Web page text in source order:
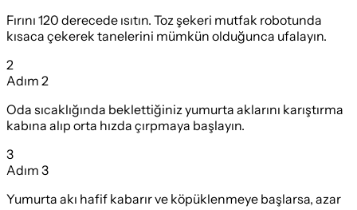
Fırını 120 derecede ısıtın. Toz şekeri mutfak robotunda
kısaca çekerek tanelerini mümkün olduğunca ufalayın.
2
Adım 2
Oda sıcaklığında beklettiğiniz yumurta aklarını karıştırma
kabına alıp orta hızda çırpmaya başlayın.
3
Adım 3
Yumurta akı hafif kabarır ve köpüklenmeye başlarsa, azar